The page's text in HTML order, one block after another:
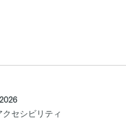
クセシビリティ